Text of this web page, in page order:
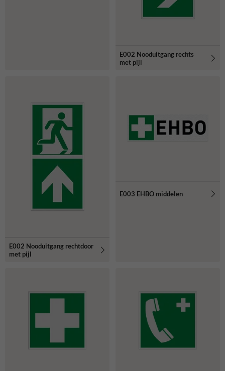
E002 Nooduitgang rechts
met pijl
E002 Nooduitgang rechtdoor
met pijl
E003 EHBO middelen